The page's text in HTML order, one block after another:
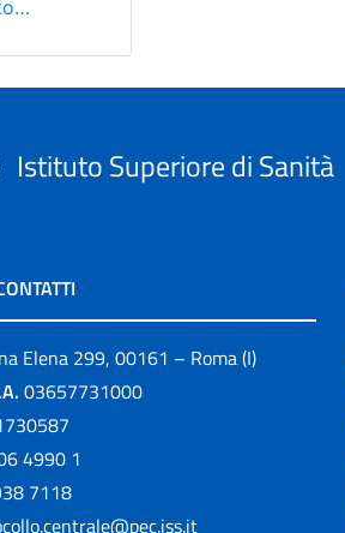
Istituto Superiore di Sanità
Elena 299, 00161 – Roma (I)
03657731000
4990 1
7118